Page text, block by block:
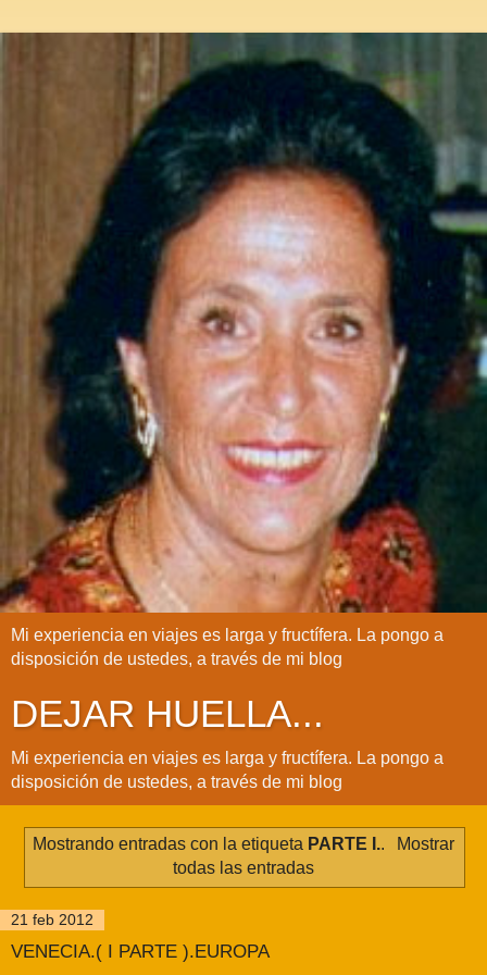
Mi experiencia en viajes es larga y fructífera. La pongo a
disposición de ustedes, a través de mi blog
DEJAR HUELLA...
Mi experiencia en viajes es larga y fructífera. La pongo a
disposición de ustedes, a través de mi blog
Mostrando entradas con la etiqueta PARTE I..
Mostrar
todas las entradas
21 feb 2012
VENECIA.( I PARTE ).EUROPA